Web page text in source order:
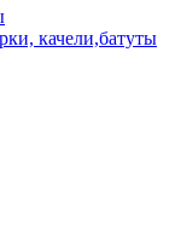
качели,батуты